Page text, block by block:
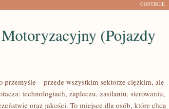
CONTINUE
Motoryzacyjny (Pojazdy
przemyśle – przede wszystkim sektorze ciężkim, ale
technologiach, zapleczu, zasilaniu, sterowaniu,
oraz jakości. To miejsce dla osób, które chcą